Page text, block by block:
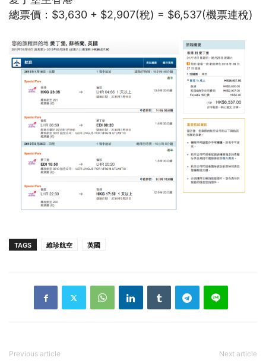
總票價：$3,630 + $2,907(稅) = $6,537(機票連稅)
TAGS 維珍航空 英國
Previous article Next article